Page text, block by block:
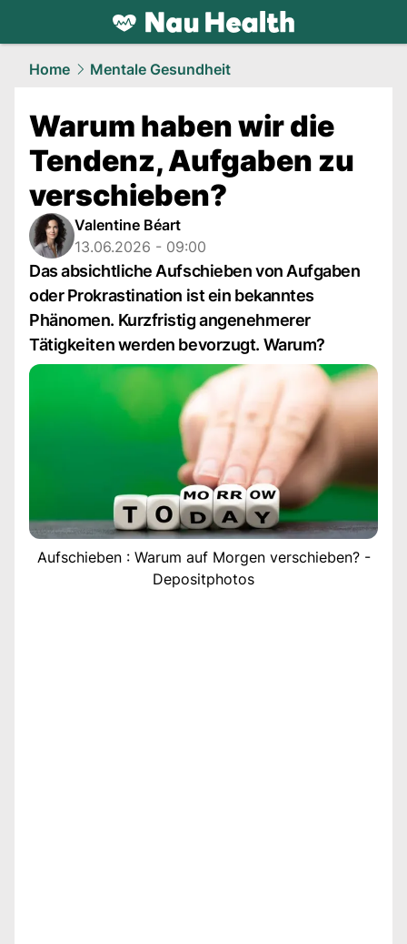
health.NAU.ch
Home Mentale Gesundheit
Warum haben wir die
Tendenz, Aufgaben zu
verschieben?
Valentine Béart
13.06.2026 - 09:00
Das absichtliche Aufschieben von Aufgaben
oder Prokrastination ist ein bekanntes
Phänomen. Kurzfristig angenehmerer
Tätigkeiten werden bevorzugt. Warum?
Aufschieben : Warum auf Morgen verschieben? -
Depositphotos